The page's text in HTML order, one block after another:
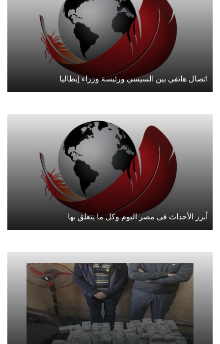
اتصال هاتفي بين السيسي ورئيسة وزراء إيطاليا
أبرز الأحداث في مصر اليوم وكل ما يتعلق بها